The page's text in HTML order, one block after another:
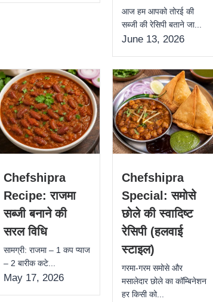
आज हम आपको तोरई की
सब्जी की रेसिपी बताने जा...
June 13, 2026
Chefshipra
Recipe: राजमा
सब्जी बनाने की
सरल विधि
सामग्री: राजमा – 1 कप प्याज
– 2 बारीक कटे...
May 17, 2026
Chefshipra
Special: समोसे
छोले की स्वादिष्ट
रेसिपी (हलवाई
स्टाइल)
गरमा-गरम समोसे और
मसालेदार छोले का कॉम्बिनेशन
हर किसी को...